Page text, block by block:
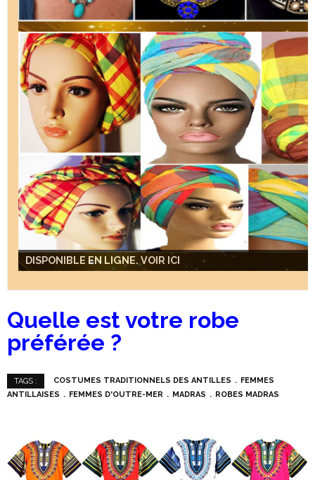
DISPONIBLE EN LIGNE. VOIR ICI
Quelle est votre robe
préférée ?
TAGS : COSTUMES TRADITIONNELS DES ANTILLES
FEMMES
ANTILLAISES
FEMMES D'OUTRE-MER MADRAS ROBES MADRAS